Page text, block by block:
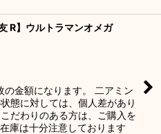
R】ウルトラマンオメガ
金額になります。 二アミン
態に対しては、個人差があり
だわりのある方は、ご購入を
庫は十分注意しております